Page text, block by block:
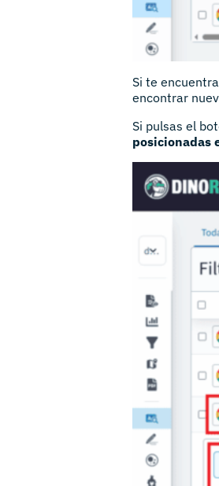
Si te
encontrar
Si pulsas el
posicionadas